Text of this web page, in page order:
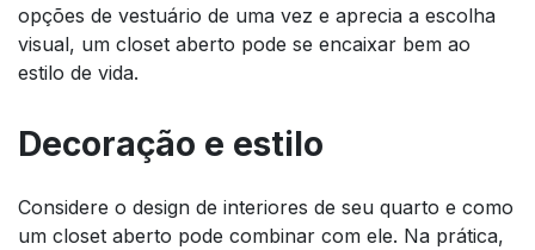
opções de vestuário de uma vez e aprecia a escolha
visual, um closet aberto pode se encaixar bem ao
estilo de vida.
Decoração e estilo
Considere o design de interiores de seu quarto e como
um closet aberto pode combinar com ele. Na prática,